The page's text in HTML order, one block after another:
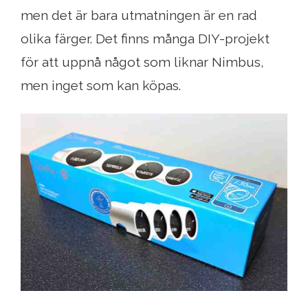
men det är bara utmatningen är en rad
olika färger. Det finns många DIY-projekt
för att uppnå något som liknar Nimbus,
men inget som kan köpas.